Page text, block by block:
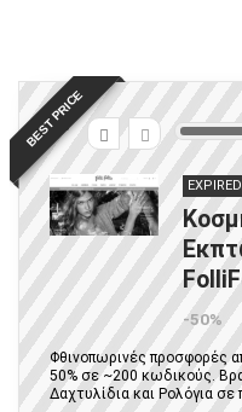
BEST PRICE
6
EXPIRED
-50%
Φθινοπωρινές προσφορές
50% σε ~200 κωδικούς.
Δαχτυλίδια και Ρολόγια